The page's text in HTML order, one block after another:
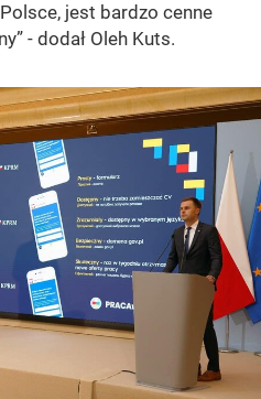
jest bardzo cenne
- dodał Oleh Kuts.